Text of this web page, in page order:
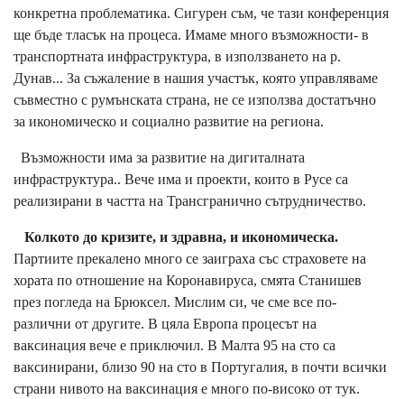
конкретна проблематика. Сигурен съм, че тази конференция
ще бъде тласък на процеса. Имаме много възможности- в
транспортната инфраструктура, в използването на р.
Дунав... За съжаление в нашия участък, която управляваме
съвместно с румънската страна, не се използва достатъчно
за икономическо и социално развитие на региона.
Възможности има за развитие на дигиталната
инфраструктура.. Вече има и проекти, които в Русе са
реализирани в частта на Трансгранично сътрудничество.
Колкото до кризите, и здравна, и икономическа.
Партиите прекалено много се заиграха със страховете на
хората по отношение на Коронавируса, смята Станишев
през погледа на Брюксел. Мислим си, че сме все по-
различни от другите. В цяла Европа процесът на
ваксинация вече е приключил. В Малта 95 на сто са
ваксинирани, близо 90 на сто в Португалия, в почти всички
страни нивото на ваксинация е много по-високо от тук.